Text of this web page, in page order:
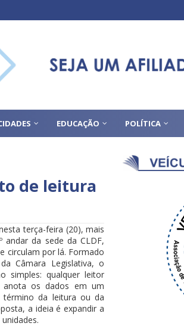
EDUCAÇÃO POLÍTICA
de leitura
terça-feira (20), mais
da sede da CLDF,
circulam por lá. Formado
Câmara Legislativa, o
simples: qualquer leitor
anota os dados em um
da leitura ou da
a ideia é expandir a